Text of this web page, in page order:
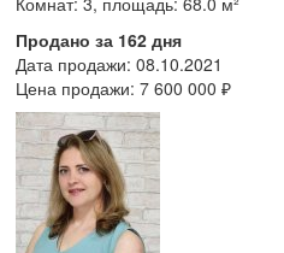
Продано за 162 дня
Дата продажи: 08.10.2021
Цена продажи: 7 600 000 ₽